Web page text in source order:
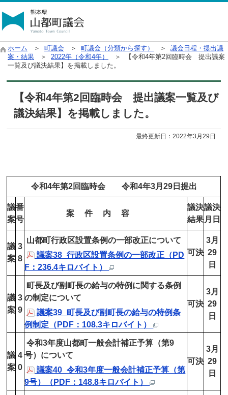
ホーム ＞ 町議会 ＞ 町議会（分類から探す） ＞ 議会日程・提出議
案・結果 ＞ 2022年（令和4年）
＞ 【令和4年第2回臨時会 提出議案
一覧及び議決結果】を掲載しました。
【令和4年第2回臨時会 提出議案一覧及び
議決結果】を掲載しました。
最終更新日：2022年3月29日
令和4年第2回臨時会 令和4年3月29日提出
議
案
番
号
案 件 内 容
議決
結果
議決
月日
議
案
3
8
山都町行政区設置条例の一部改正について
議案38_行政区設置条例の一部改正（PD
F：236.4キロバイト）
可決
3月
29
日
議
案
3
9
町長及び副町長の給与の特例に関する条例
の制定について
議案39_町長及び副町長の給与の特例条
例制定（PDF：108.3キロバイト）
可決
3月
29
日
議
案
4
0
令和3年度山都町一般会計補正予算（第9
号）について
議案40_令和3年度一般会計補正予算（第
9号）（PDF：148.8キロバイト）
可決
3月
29
日